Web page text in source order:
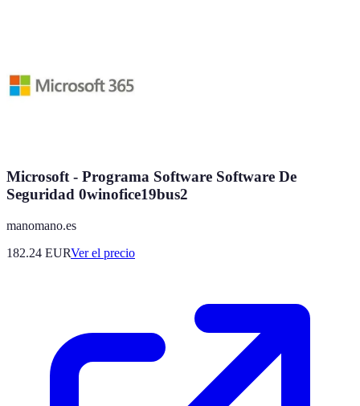
Microsoft - Programa Software Software De
Seguridad 0winofice19bus2
manomano.es
182.24 EURVer el precio